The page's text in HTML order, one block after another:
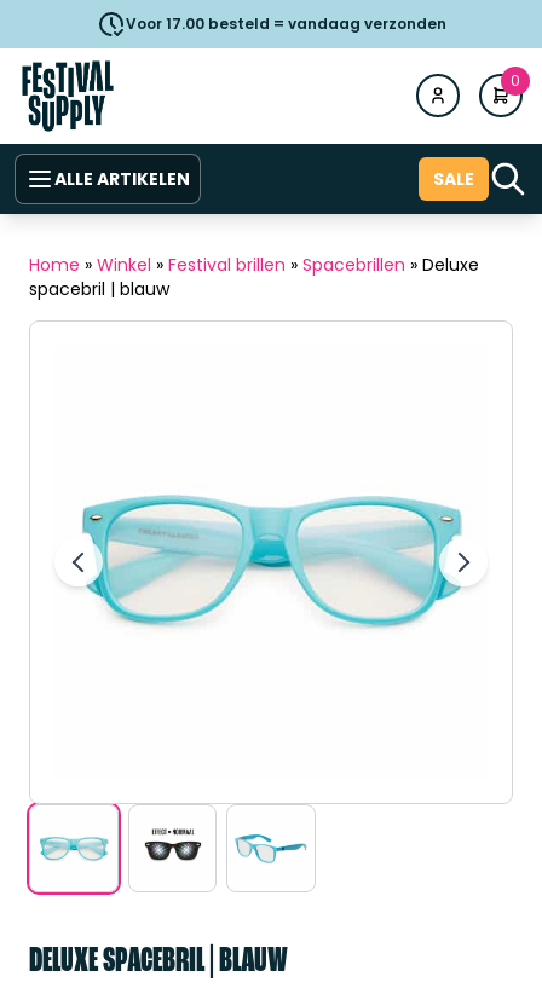
Voor 17.00 besteld = vandaag verzonden
0
ALLE ARTIKELEN SALE
Home » Winkel » Festival brillen » Spacebrillen » Deluxe
spacebril | blauw
DELUXE SPACEBRIL | BLAUW